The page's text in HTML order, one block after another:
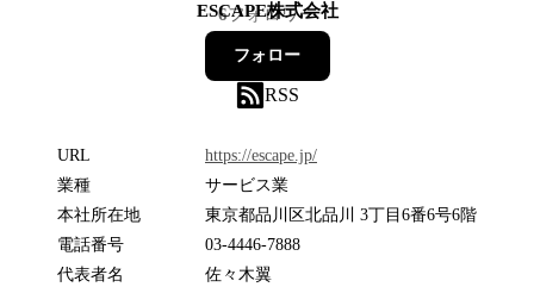
ESCAPE株式会社
6フォロワー
フォロー
RSS
URL
https://escape.jp/
業種
サービス業
本社所在地
東京都品川区北品川 3丁目6番6号6階
電話番号
03-4446-7888
代表者名
佐々木翼